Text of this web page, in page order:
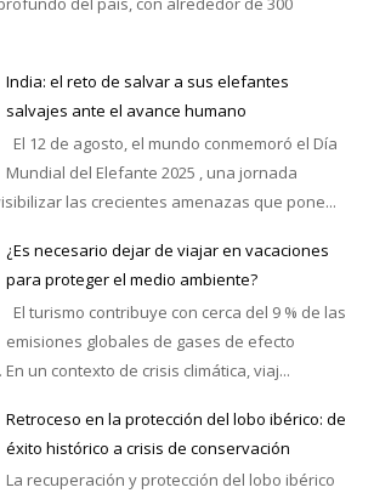
India: el reto de salvar a sus elefantes
salvajes ante el avance humano
El 12 de agosto, el mundo conmemoró el Día
Mundial del Elefante 2025 , una jornada
las crecientes amenazas que pone...
¿Es necesario dejar de viajar en vacaciones
para proteger el medio ambiente?
El turismo contribuye con cerca del 9 % de las
emisiones globales de gases de efecto
un contexto de crisis climática, viaj...
Retroceso en la protección del lobo ibérico: de
éxito histórico a crisis de conservación
La recuperación y protección del lobo ibérico